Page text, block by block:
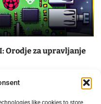
like cookies to store
Orodje za upravljanje